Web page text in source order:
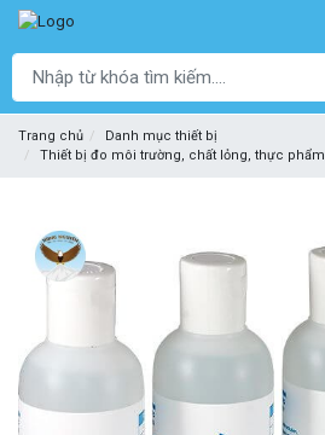
Trang chủ
Danh mục thiết bị
Thiết bị đo môi trường, chất lỏng, thực phẩm